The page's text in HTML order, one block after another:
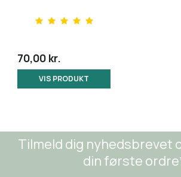
70,00 kr.
VIS PRODUKT
Tilmeld dig nyhedsbrevet
din første